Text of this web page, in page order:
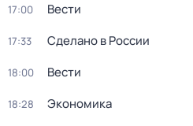
17:00 Вести
17:33 Сделано в России
18:00 Вести
18:28 Экономика